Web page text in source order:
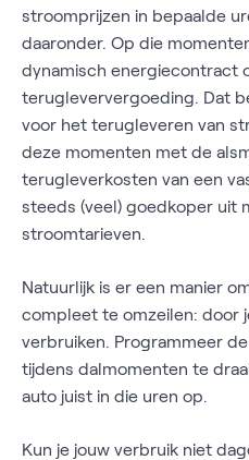
stroomprijzen in bepaalde
daaronder. Op die
dynamisch energiecontract
terugleververgoeding. Dat
voor het terugleveren van
deze momenten met de
terugleverkosten van een
steeds (veel) goedkoper uit
stroomtarieven.
Natuurlijk is er een manier
compleet te omzeilen: door
verbruiken. Programmeer
tijdens dalmomenten te
auto juist in die uren op.
Kun je jouw verbruik niet